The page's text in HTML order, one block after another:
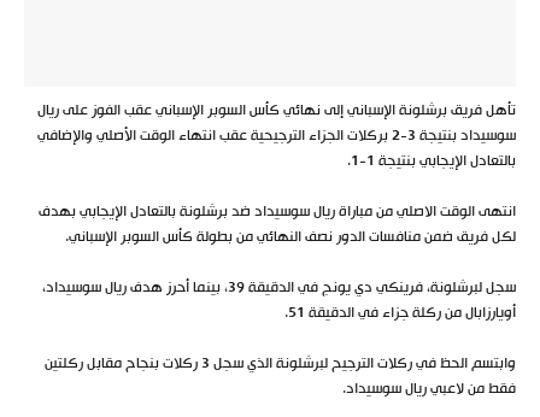
تأهل فريق برشلونة الإسباني إلى نهائي كأس السوبر الإسباني عقب الفوز على ريال
سوسيداد بنتيجة 3-2 بركلات الجزاء الترجيحية عقب انتهاء الوقت الأصلي والإضافي
بالتعادل الإيجابي بنتيجة 1-1.
انتهى الوقت الاصلي من مباراة ريال سوسيداد ضد برشلونة بالتعادل الإيجابي بهدف
لكل فريق ضمن منافسات الدور نصف النهائي من بطولة كأس السوبر الإسباني.
سجل لبرشلونة، فرينكي دي يونج في الدقيقة 39، بينما أحرز هدف ريال سوسيداد،
أويارزابال من ركلة جزاء في الدقيقة 51.
وابتسم الحظ في ركلات الترجيح لبرشلونة الذي سجل 3 ركلات بنجاح مقابل ركلتين
فقط من لاعبي ريال سوسيداد.